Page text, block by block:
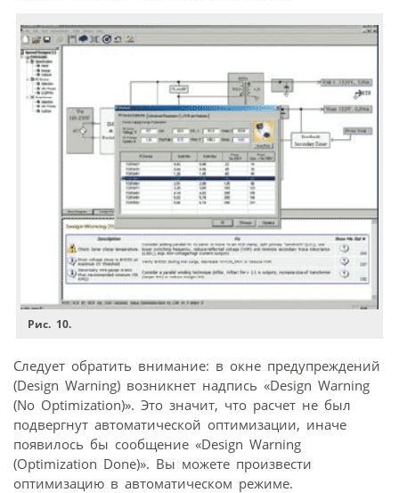
Рис. 10.
Следует обратить внимание: в окне предупреждений
(Design Warning) возникнет надпись «Design Warning
(No Optimization)». Это значит, что расчет не был
подвергнут автоматической оптимизации, иначе
появилось бы сообщение «Design Warning
(Optimization Done)». Вы можете произвести
оптимизацию в автоматическом режиме.